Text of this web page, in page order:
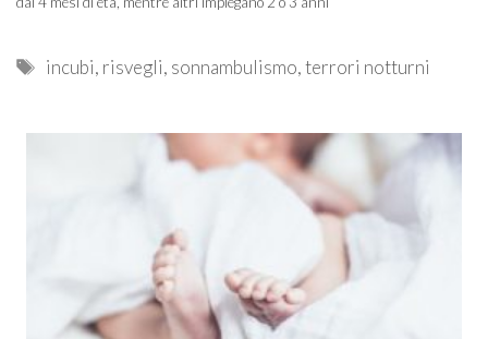
Tags
incubi, risvegli, sonnambulismo,terrori notturni